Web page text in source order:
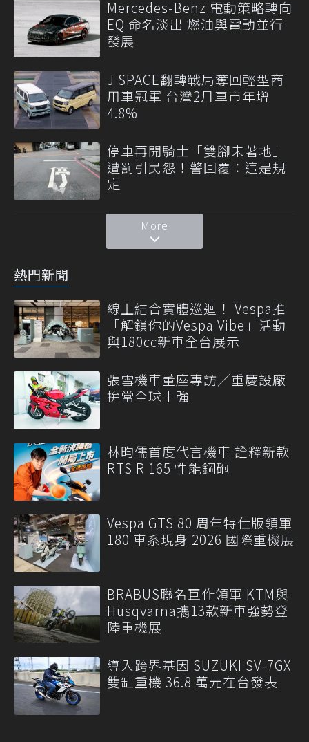
Mercedes-Benz 電動策略轉向
EQ 命名淡出 燃油與電動並行
發展
J SPACE翻轉戰局奪回輕型商
用車冠軍 台灣2月車市年增
4.8%
停車再開騎士「雙腳未著地」
遭罰引民怨！警回覆：這是規
定
More
熱門新聞
線上結合實體巡迴！ Vespa推
「解鎖你的Vespa Vibe」活動
與180cc新車全台展示
張雪機車董座專訪／重慶設廠
拚當全球十強
林昀儒首度代言機車 詮釋新款
RTS R 165 性能鋼砲
Vespa GTS 80 周年特仕版領軍
180 車系現身 2026 國際重機展
BRABUS聯名巨作領軍 KTM與
Husqvarna攜13款新車強勢登
陸重機展
導入跨界基因 SUZUKI SV-7GX
雙缸重機 36.8 萬元在台發表